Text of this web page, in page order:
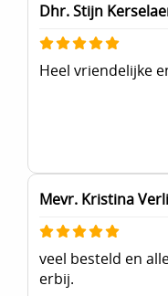
Dhr. Stijn
Heel vriendelijke
Mevr. Kristina
veel besteld en
erbij.